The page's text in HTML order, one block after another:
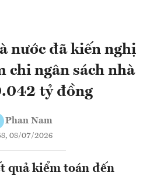
nước đã kiến nghị
chi ngân sách nhà
tỷ đồng
Phan Nam
08/07/2026
quả kiểm toán đến